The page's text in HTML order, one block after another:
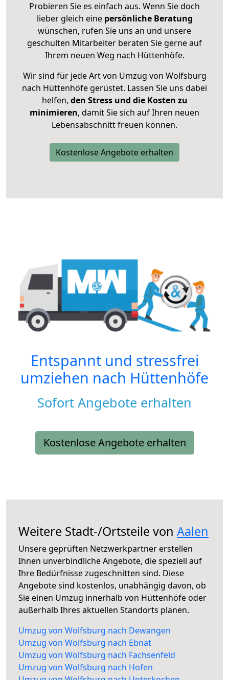
Probieren Sie es einfach aus. Wenn Sie doch
lieber gleich eine persönliche Beratung
wünschen, rufen Sie uns an und unsere
geschulten Mitarbeiter beraten Sie gerne auf
Ihrem neuen Weg nach Hüttenhöfe.
Wir sind für jede Art von Umzug von Wolfsburg
nach Hüttenhöfe gerüstet. Lassen Sie uns dabei
helfen, den Stress und die Kosten zu
minimieren, damit Sie sich auf Ihren neuen
Lebensabschnitt freuen können.
Kostenlose Angebote erhalten
Entspannt und stressfrei
umziehen nach Hüttenhöfe
Sofort Angebote erhalten
Kostenlose Angebote erhalten
Weitere Stadt-/Ortsteile von Aalen
Unsere geprüften Netzwerkpartner erstellen
Ihnen unverbindliche Angebote, die speziell auf
Ihre Bedürfnisse zugeschnitten sind. Diese
Angebote sind kostenlos, unabhängig davon, ob
Sie einen Umzug innerhalb von Hüttenhöfe oder
außerhalb Ihres aktuellen Standorts planen.
Umzug von Wolfsburg nach Dewangen
Umzug von Wolfsburg nach Ebnat
Umzug von Wolfsburg nach Fachsenfeld
Umzug von Wolfsburg nach Hofen